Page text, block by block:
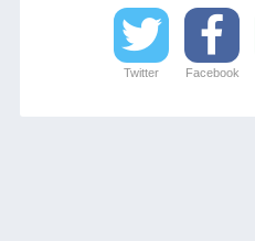
Twitter Facebook